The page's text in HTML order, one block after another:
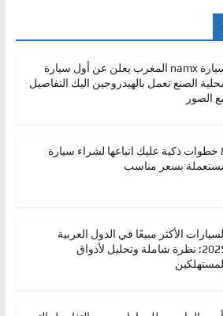
سيارة namx المغرب يعلن عن أول سيارة
الصنع تعمل بالهيدروجين اليك التفاصيل
الصور
8 خطوات ذكية عليك اتباعها لشراء سيارة
بسعر مناسب
الأكثر مبيعًا في الدول العربية
2025: نظرة شاملة وتحليل لأذواق